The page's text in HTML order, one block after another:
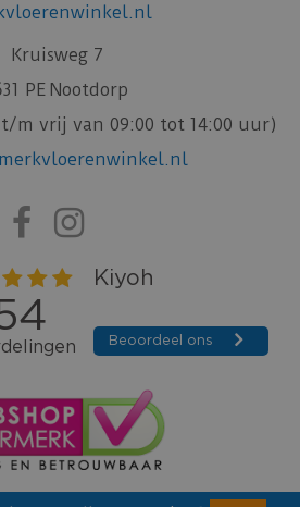
Kruisweg 7
PE Nootdorp
m vrij van 09:00 tot 14:00 uur)